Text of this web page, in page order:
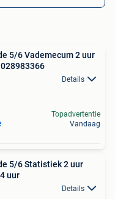
5/6 Vademecum 2 uur
Details
Topadvertentie
Vandaag
5/6 Statistiek 2 uur
uur
Details